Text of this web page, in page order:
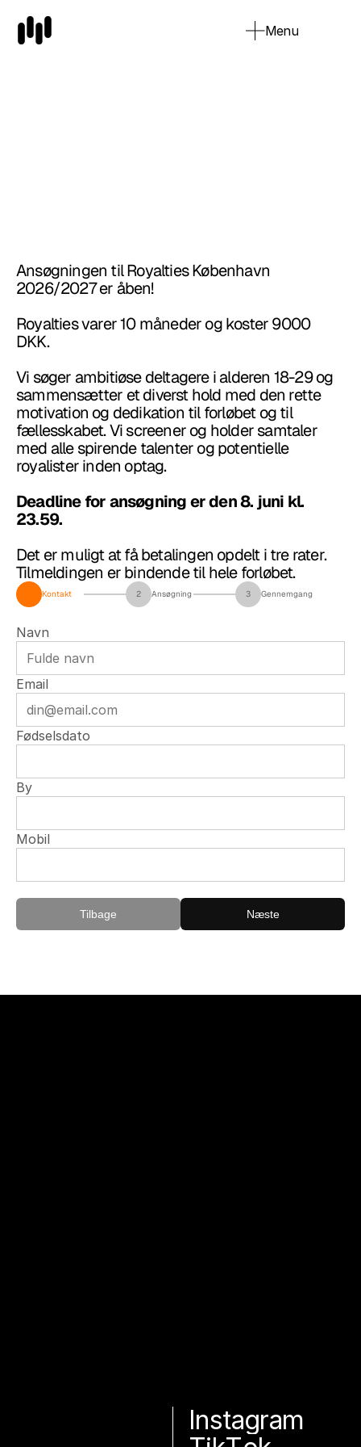
Menu
Ansøg
Ansøgningen til Royalties København
2026/2027 er åben!
Royalties varer 10 måneder og koster 9000
DKK.
Vi søger ambitiøse deltagere i alderen 18-29 og
sammensætter et diverst hold med den rette
motivation og dedikation til forløbet og til
fællesskabet. Vi screener og holder samtaler
med alle spirende talenter og potentielle
royalister inden optag.
Deadline for ansøgning er den 8. juni kl.
23.59.
Det er muligt at få betalingen opdelt i tre rater.
Tilmeldingen er bindende til hele forløbet.
Kontakt 2 Ansøgning 3 Gennemgang
Navn
Email
Fødselsdato
By
Mobil
Tilbage Næste
Instagram